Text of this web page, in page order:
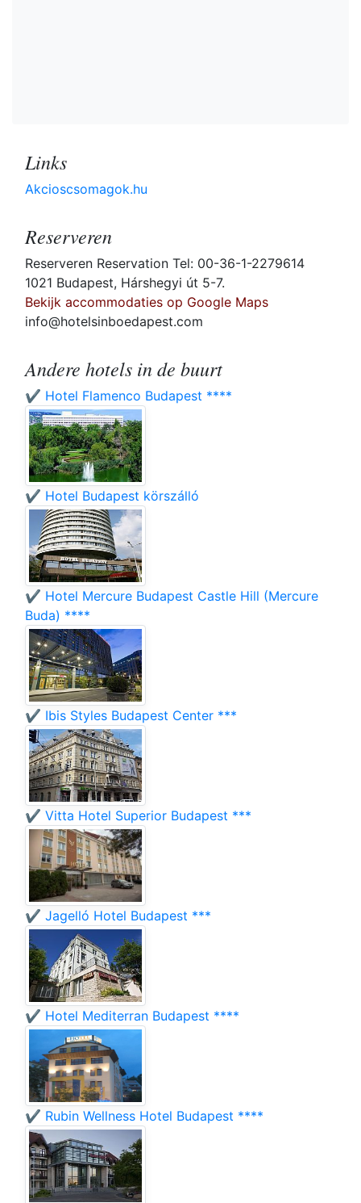
Links
Akcioscsomagok.hu
Reserveren
Reserveren Reservation Tel: 00-36-1-2279614
1021 Budapest, Hárshegyi út 5-7.
Bekijk accommodaties op Google Maps
info@hotelsinboedapest.com
Andere hotels in de buurt
✔️ Hotel Flamenco Budapest ****
✔️ Hotel Budapest körszálló
✔️ Hotel Mercure Budapest Castle Hill (Mercure
Buda) ****
✔️ Ibis Styles Budapest Center ***
✔️ Vitta Hotel Superior Budapest ***
✔️ Jagelló Hotel Budapest ***
✔️ Hotel Mediterran Budapest ****
✔️ Rubin Wellness Hotel Budapest ****